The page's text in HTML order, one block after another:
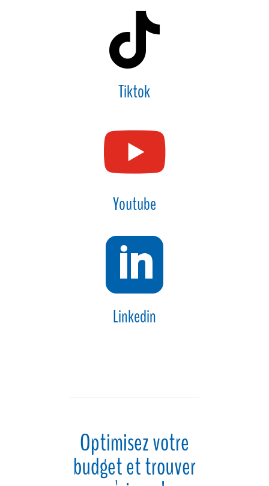

Tiktok

Youtube

Linkedin
Optimisez votre
budget et trouver